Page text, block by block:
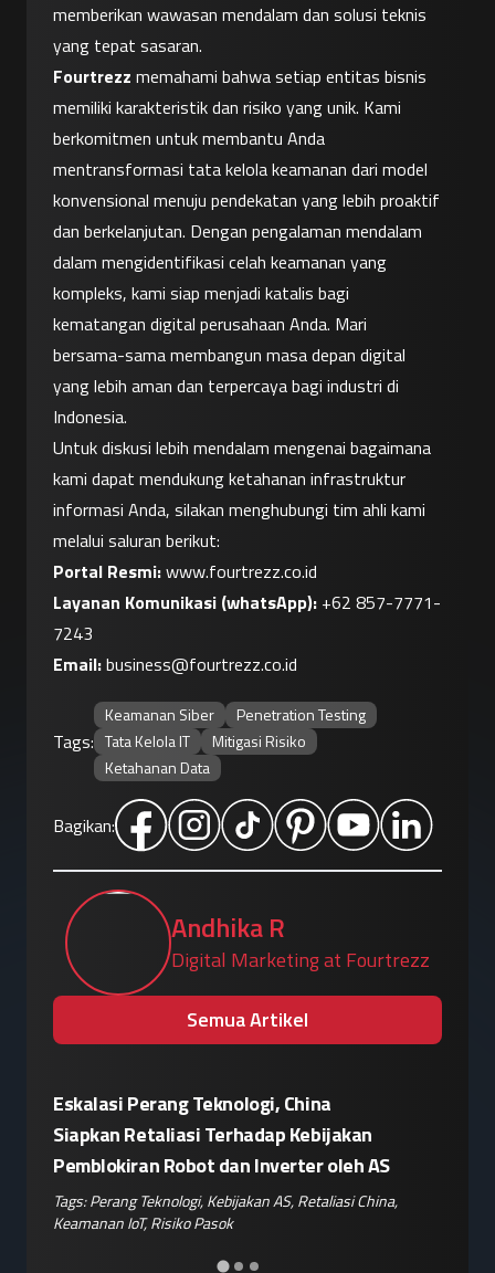
memberikan wawasan mendalam dan solusi teknis
yang tepat sasaran.
Fourtrezz memahami bahwa setiap entitas bisnis
memiliki karakteristik dan risiko yang unik. Kami
berkomitmen untuk membantu Anda
mentransformasi tata kelola keamanan dari model
konvensional menuju pendekatan yang lebih proaktif
dan berkelanjutan. Dengan pengalaman mendalam
dalam mengidentifikasi celah keamanan yang
kompleks, kami siap menjadi katalis bagi
kematangan digital perusahaan Anda. Mari
bersama-sama membangun masa depan digital
yang lebih aman dan terpercaya bagi industri di
Indonesia.
Untuk diskusi lebih mendalam mengenai bagaimana
kami dapat mendukung ketahanan infrastruktur
informasi Anda, silakan menghubungi tim ahli kami
melalui saluran berikut:
Portal Resmi:www.fourtrezz.co.id
Layanan Komunikasi (whatsApp): +62 857-7771-
7243
Email:business@fourtrezz.co.id
Tags:
Keamanan Siber
Penetration Testing
Tata Kelola IT
Mitigasi Risiko
Ketahanan Data
Bagikan:
Andhika R
Digital Marketing at Fourtrezz
Semua Artikel
Eskalasi Perang Teknologi, China
Siapkan Retaliasi Terhadap Kebijakan
Pemblokiran Robot dan Inverter oleh AS
Tags:Perang Teknologi,Kebijakan AS,Retaliasi China,
Keamanan IoT,Risiko Pasok